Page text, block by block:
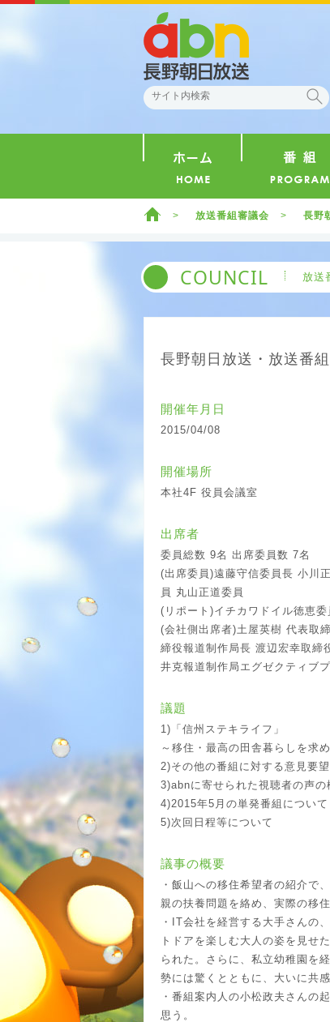
ホーム 放送番組審議会 長野
COUNCIL 放送
長野朝日放送・放送番
開催年月日
2015/04/08
開催場所
本社4F 役員会議室
出席者
委員総数 9名 出席委員数 7名
(出席委員)遠藤守信委員長 小川
員 丸山正道委員
(リポート)イチカワドイル徳恵
(会社側出席者)土屋英樹 代表取
締役報道制作局長 渡辺宏幸取締
井克報道制作局エグゼクティブ
議題
1)「信州ステキライフ」
～移住・最高の田舎暮らしを求
2)その他の番組に対する意見要
3)abnに寄せられた視聴者の声の
4)2015年5月の単発番組について
5)次回日程等について
議事の概要
・飯山への移住希望者の紹介で
親の扶養問題を絡め、実際の移
・IT会社を経営する大手さんの
トドアを楽しむ大人の姿を見せ
られた。さらに、私立幼稚園を
勢には驚くとともに、大いに共感
・番組案内人の小松政夫さんの
思う。